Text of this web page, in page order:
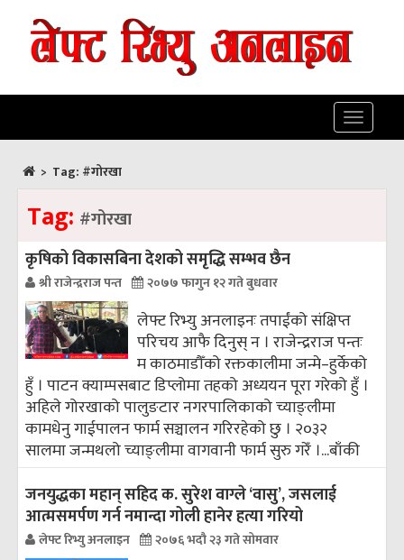
Toggle
> Tag: #गोरखा
Tag: #गोरखा
कृषिको विकासबिना देशको समृद्धि सम्भव छैन
श्री राजेन्द्रराज पन्त २०७७ फागुन १२ गते बुधवार
लेफ्ट रिभ्यु अनलाइनः तपाईंको संक्षिप्त
परिचय आफै दिनुस् न । राजेन्द्रराज पन्तः
म काठमाडौँको रक्तकालीमा जन्मे–हुर्केको
हुँ । पाटन क्याम्पसबाट डिप्लोमा तहको अध्ययन पूरा गरेको हुँ ।
अहिले गोरखाको पालुङटार नगरपालिकाको च्याङ्लीमा
कामधेनु गाईपालन फार्म सञ्चालन गरिरहेको छु । २०३२
सालमा जन्मथलो च्याङ्लीमा वागवानी फार्म सुरु गरेँ ।...बाँकी
जनयुद्धका महान्‌ सहिद क. सुरेश वाग्ले ‘वासु’, जसलाई
आत्मसमर्पण गर्न नमान्दा गोली हानेर हत्या गरियो
लेफ्ट रिभ्यु अनलाइन २०७६ भदौ २३ गते सोमवार